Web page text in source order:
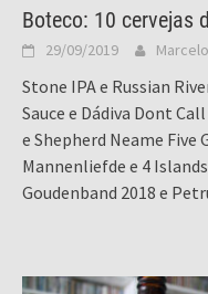
Boteco: 10 cervejas
29/09/2019
Stone IPA e Russian
Sauce e Dádiva Dont
e Shepherd Neame
Mannenliefde e 4
Goudenband 2018 e